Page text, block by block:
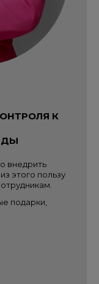
К
внедрить
этого пользу
подарки,